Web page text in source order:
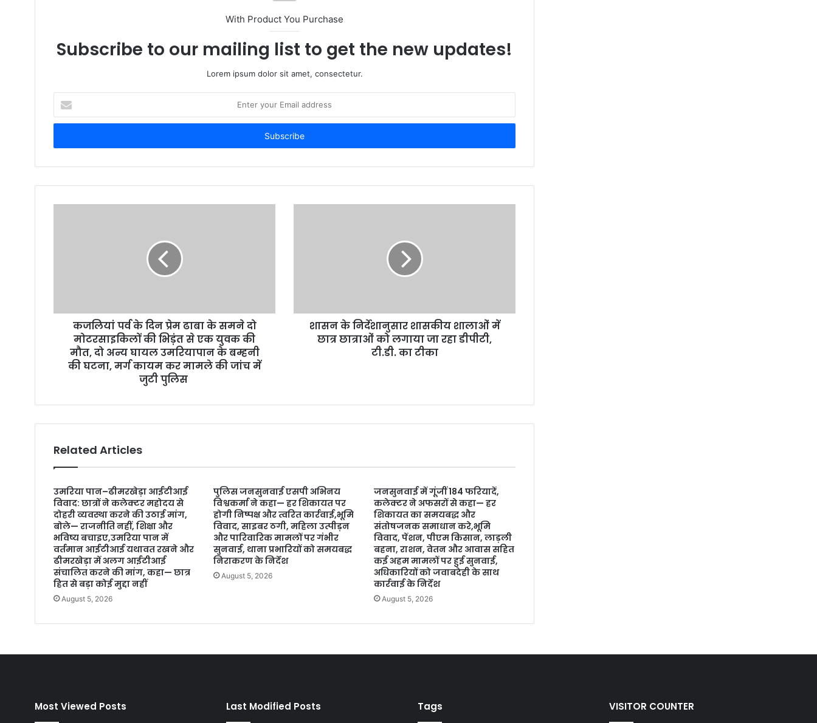
With Product You Purchase
Subscribe to our mailing list to get the new updates!
Lorem ipsum dolor sit amet, consectetur.
t
r
u
r
कजलियां पर्व के दिन प्रेम ढाबा के समने दो
मोटरसाइकिलों की भिड़ंत से एक युवक की
मौत, दो अन्य घायल उमरियापान के बम्हनी
की घटना, मर्ग कायम कर मामले की जांच में
जुटी पुलिस
शासन के निर्देशानुसार शासकीय शालाओं में
छात्र छात्राओं को लगाया जा रहा डीपीटी,
टी.डी. का टीका
Related Articles
उमरिया पान–ढीमरखेड़ा आईटीआई
विवाद: छात्रों ने कलेक्टर महोदय से
दोहरी व्यवस्था करने की उठाई मांग,
बोले— राजनीति नहीं, शिक्षा और
भविष्य बचाइए,उमरिया पान में
वर्तमान आईटीआई यथावत रखने और
ढीमरखेड़ा में अलग आईटीआई
संचालित करने की मांग, कहा— छात्र
हित से बड़ा कोई मुद्दा नहीं
August 5, 2026
पुलिस जनसुनवाई एसपी अभिनय
विश्वकर्मा ने कहा— हर शिकायत पर
होगी निष्पक्ष और त्वरित कार्रवाई,भूमि
विवाद, साइबर ठगी, महिला उत्पीड़न
और पारिवारिक मामलों पर गंभीर
सुनवाई, थाना प्रभारियों को समयबद्ध
निराकरण के निर्देश
August 5, 2026
जनसुनवाई में गूंजीं 184 फरियादें,
कलेक्टर ने अफसरों से कहा— हर
शिकायत का समयबद्ध और
संतोषजनक समाधान करे,भूमि
विवाद, पेंशन, पीएम किसान, लाड़ली
बहना, राशन, वेतन और आवास सहित
कई अहम मामलों पर हुई सुनवाई,
अधिकारियों को जवाबदेही के साथ
कार्रवाई के निर्देश
August 5, 2026
Most Viewed Posts Last Modified Posts Tags VISITOR COUNTER